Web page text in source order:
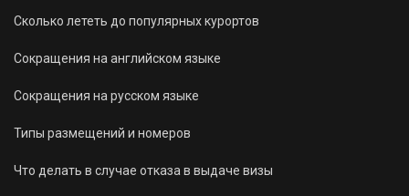
Сколько лететь до популярных курортов
Сокращения на английском языке
Сокращения на русском языке
Типы размещений и номеров
Что делать в случае отказа в выдаче визы